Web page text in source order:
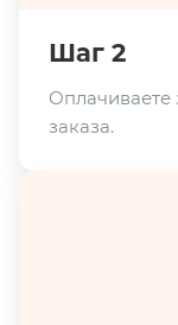
Шаг 2
Оплачиваете
заказа.